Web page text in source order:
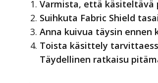
Varmista, että käsiteltävä
Suihkuta Fabric Shield
Anna kuivua täysin
Toista käsittely
Täydellinen ratkaisu